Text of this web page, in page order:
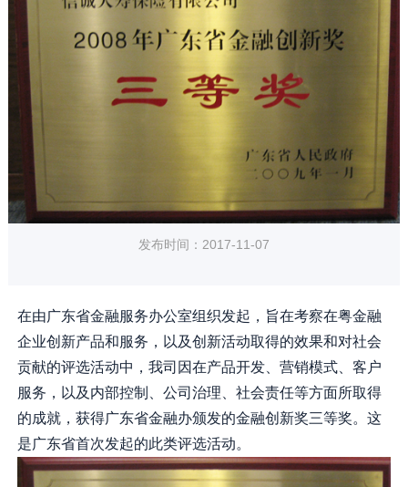
发布时间：2017-11-07
在由广东省金融服务办公室组织发起，旨在考察在粤金融
企业创新产品和服务，以及创新活动取得的效果和对社会
贡献的评选活动中，我司因在产品开发、营销模式、客户
服务，以及内部控制、公司治理、社会责任等方面所取得
的成就，获得广东省金融办颁发的金融创新奖三等奖。这
是广东省首次发起的此类评选活动。